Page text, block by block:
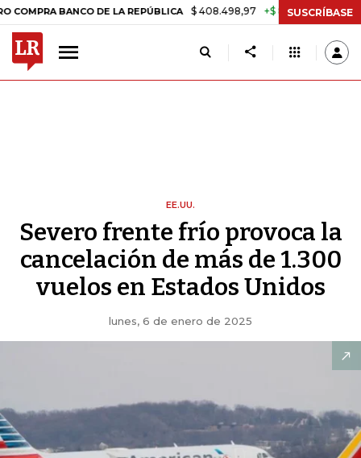
BANCO DE LA REPÚBLICA $ 408.498,97 +$ 8.753,81 +2,19%
SUSCRÍBASE
EE.UU.
Severo frente frío provoca la
cancelación de más de 1.300
vuelos en Estados Unidos
lunes, 6 de enero de 2025